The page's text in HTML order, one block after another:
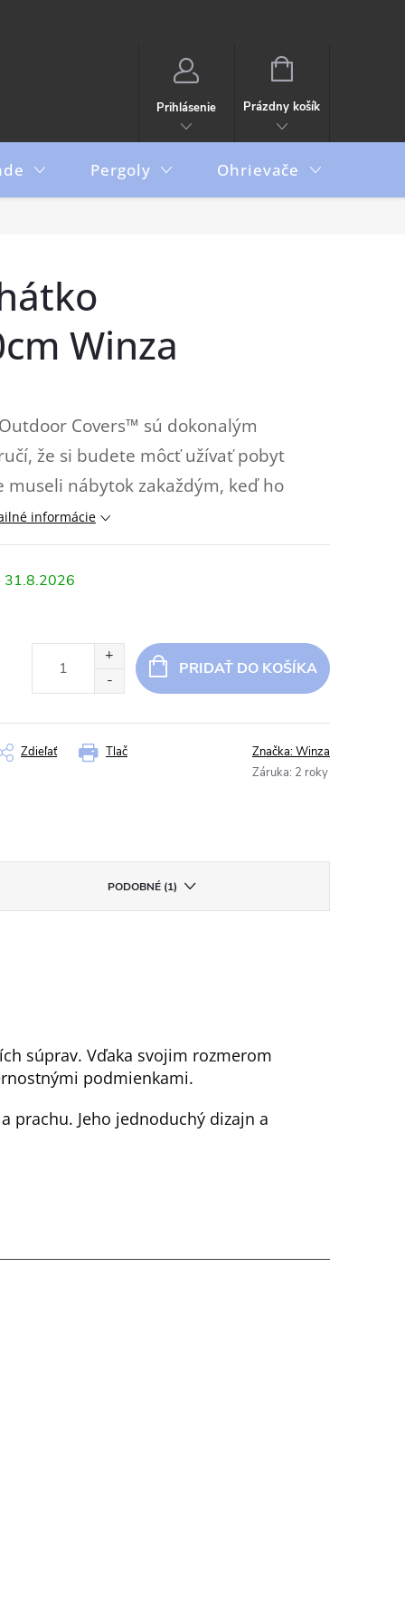
Prihlásenie
NÁKUPNÝ
Prázdny košík
Pergoly Ohrievače
Winza
Covers™ sú dokonalým
že si budete môcť užívať pobyt
museli nábytok zakaždým, keď ho
informácie
31.8.2026
PRIDAŤ DO KOŠÍKA
Tlač
Zdieľať Značka:Winza
Záruka: 2 roky
PODOBNÉ (1)
súprav. Vďaka svojim rozmerom
podmienkami.
prachu. Jeho jednoduchý dizajn a